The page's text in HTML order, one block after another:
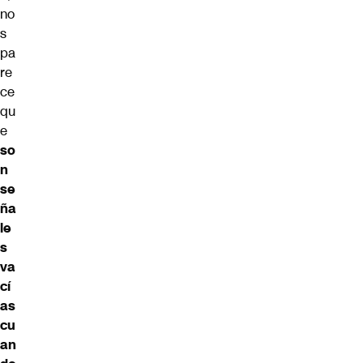
no
s
pa
re
ce
qu
e
so
n
se
ña
le
s
va
cí
as
cu
an